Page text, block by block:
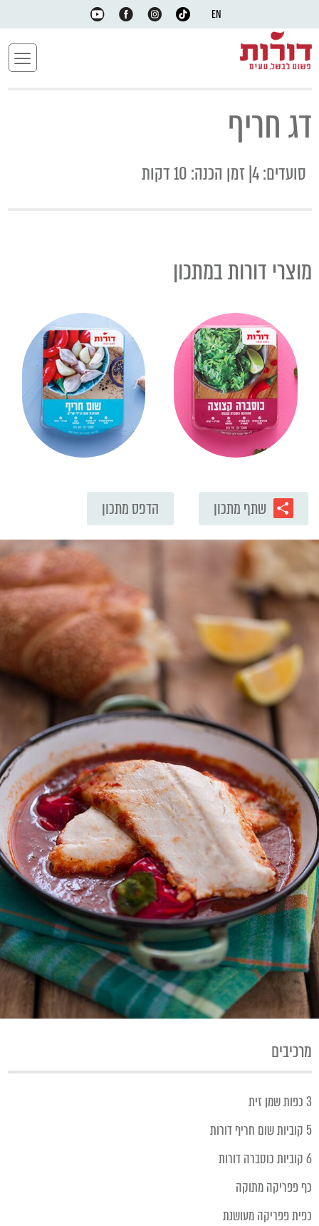
EN
דג חריף
סועדים: 4| זמן הכנה: 10 דקות
מוצרי דורות במתכון
הדפס מתכון שתף מתכון
מרכיבים
3 כפות שמן זית
5 קוביות שום חריף דורות
6 קוביות כוסברה דורות
כף פפריקה מתוקה
כפית פפריקה מעושנת